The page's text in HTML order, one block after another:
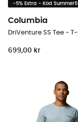
-5% Extra - Kod Summer5
Columbia
699,00 kr